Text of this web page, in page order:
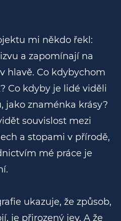
mi někdo řekl:
a zapomínají na
hlavě. Co kdybychom
Co kdyby je lidé viděli
jako znaménka krásy?
souvislost mezi
a stopami v přírodě,
mé práce je
ukazuje, že způsob,
je přirozený jev. A že